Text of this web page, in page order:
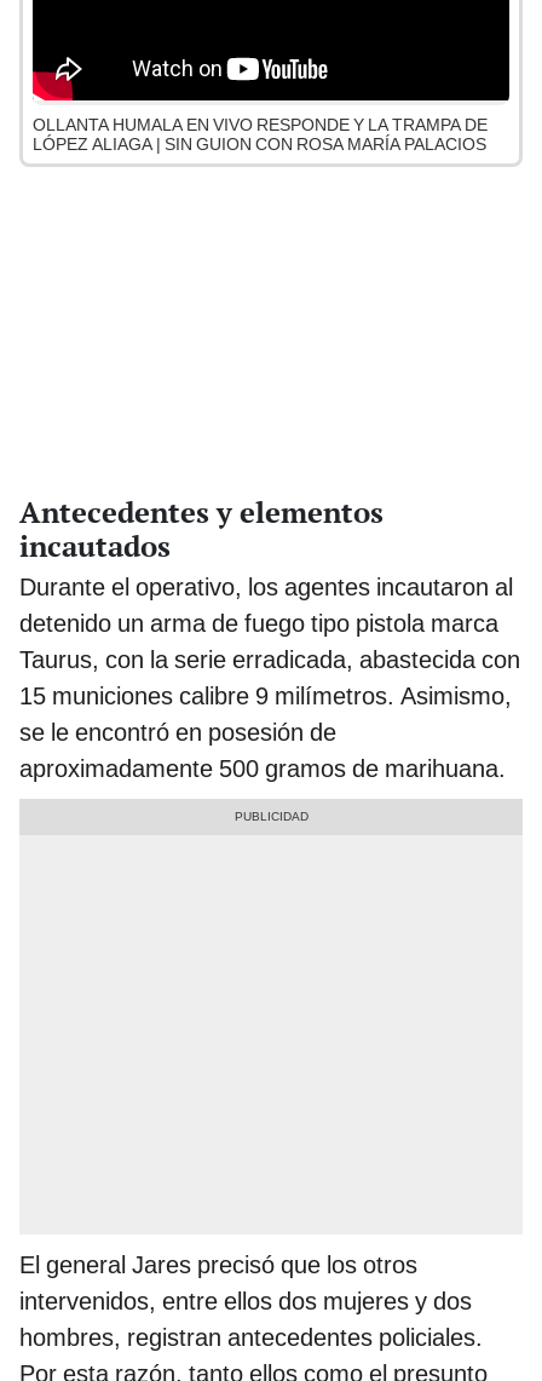
OLLANTA HUMALA EN VIVO RESPONDE Y LA TRAMPA DE
LÓPEZ ALIAGA | SIN GUION CON ROSA MARÍA PALACIOS
Antecedentes y elementos
incautados
Durante el operativo, los agentes incautaron al
detenido un arma de fuego tipo pistola marca
Taurus, con la serie erradicada, abastecida con
15 municiones calibre 9 milímetros. Asimismo,
se le encontró en posesión de
aproximadamente 500 gramos de marihuana.
El general Jares precisó que los otros
intervenidos, entre ellos dos mujeres y dos
hombres, registran antecedentes policiales.
Por esta razón, tanto ellos como el presunto